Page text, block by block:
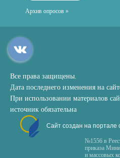
Архив опросов »
Все права защищены.
Дата последнего изменения на
При использовании материалов
источник обязательна
Сайт создан на
№1556 в
приказа
и массовых